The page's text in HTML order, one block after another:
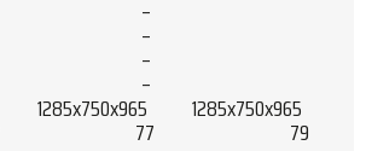
–
–
–
–
1285x750x965 1285x750x965
77 79